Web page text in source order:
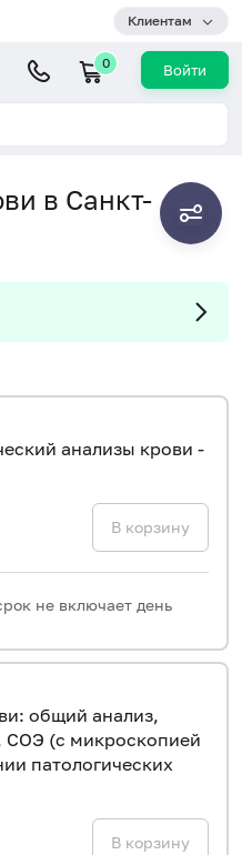
Клиентам
0 Войти
в Санкт-
анализы крови -
В корзину
не включает день
общий анализ,
СОЭ (с микроскопией
патологических
В корзину